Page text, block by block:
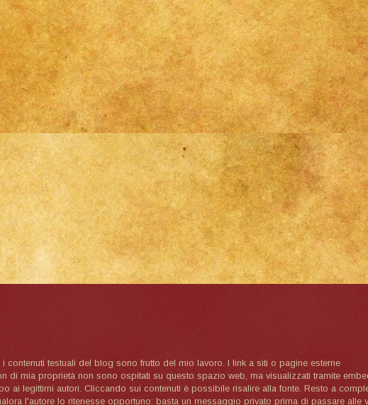
i contenuti testuali del blog sono frutto del mio lavoro. I link a siti o pagine esterne
di mia proprietà non sono ospitati su questo spazio web, ma visualizzati tramite
ai legittimi autori. Cliccando sui contenuti è possibile risalire alla fonte. Resto a
l'autore lo ritenesse opportuno: basta un messaggio privato prima di passare alle